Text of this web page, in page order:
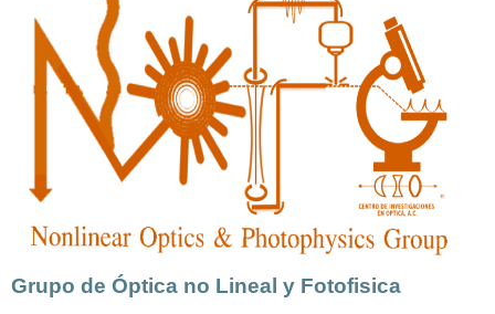
Grupo de Óptica no Lineal y Fotofisica